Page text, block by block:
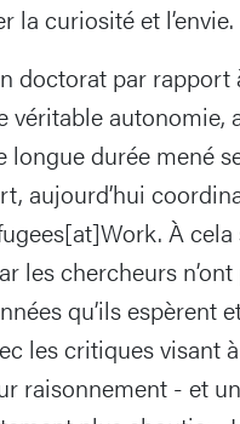
la curiosité et l’envie.
doctorat par rapport
véritable autonomie,
longue durée mené
aujourd’hui
À cela
les chercheurs
qu’ils espèrent
les critiques visant
raisonnement - et